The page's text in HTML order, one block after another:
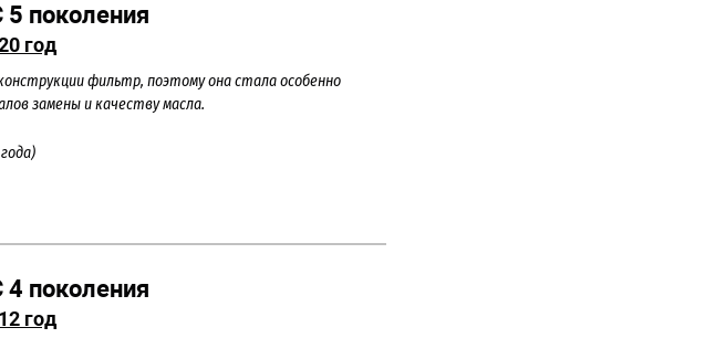
поколения
год
фильтр, поэтому она стала особенно
замены и качеству масла.
поколения
год